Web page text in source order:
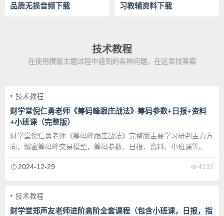
品质无损音频下载
习教辅资料下载
技术教程
在使用模版主题过程中遇到的各种问题，在这里找答案
技术教程
财学堂倪仁勇老师《筹码峰跟庄战法》筹码参数+日报+资料
+小班课（完整版）
财学堂倪仁勇老师《筹码峰跟庄战法》完整版主要学习研判主力方
向，解密筹码峰交易模型，筹码参数、日报、资料、小班课等。
2024-12-29 4131
技术教程
财学堂郑声友老师进阶高阶全套课程（包含小班课，日报，指